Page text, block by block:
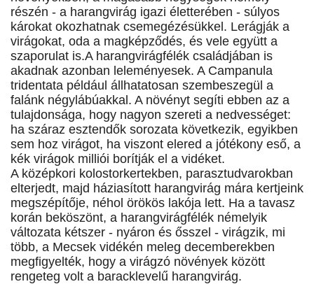
részén - a harangvirág igazi életterében - súlyos
károkat okozhatnak csemegézésükkel. Lerágják a
virágokat, oda a magképződés, és vele együtt a
szaporulat is.A harangvirágfélék családjában is
akadnak azonban leleményesek. A Campanula
tridentata például állhatatosan szembeszegül a
falánk négylábúakkal. A növényt segíti ebben az a
tulajdonsága, hogy nagyon szereti a nedvességet:
ha száraz esztendők sorozata következik, egyikben
sem hoz virágot, ha viszont elered a jótékony eső, a
kék virágok milliói borítják el a vidéket.
A középkori kolostorkertekben, parasztudvarokban
elterjedt, majd háziasított harangvirág mára kertjeink
megszépítője, néhol örökös lakója lett. Ha a tavasz
korán beköszönt, a harangvirágfélék némelyik
változata kétszer - nyáron és ősszel - virágzik, mi
több, a Mecsek vidékén meleg decemberekben
megfigyelték, hogy a virágzó növények között
rengeteg volt a baracklevelű harangvirág.